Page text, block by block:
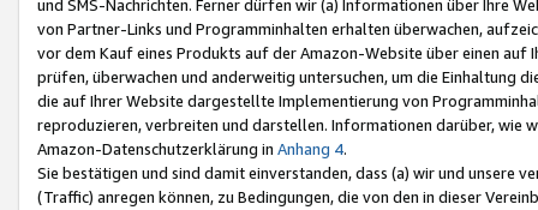
und SMS-Nachrichten. Ferner dürfen wir (a) Informationen über Ihre
von Partner-Links und Programminhalten erhalten überwachen,
vor dem Kauf eines Produkts auf der Amazon-Website über einen
prüfen, überwachen und anderweitig untersuchen, um die Einhaltung
die auf Ihrer Website dargestellte Implementierung von
reproduzieren, verbreiten und darstellen. Informationen darüber, wie
Amazon-Datenschutzerklärung in Anhang 4.
Sie bestätigen und sind damit einverstanden, dass (a) wir und
(Traffic) anregen können, zu Bedingungen, die von den in dieser